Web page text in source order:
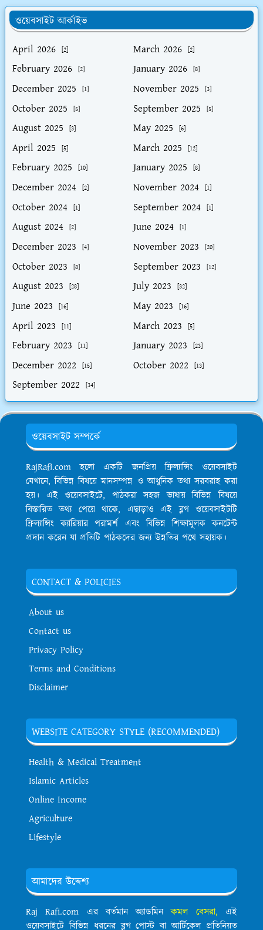
ওয়েবসাইট আর্কাইভ
April 2026
[2] March 2026 [2]
February 2026 [2] January 2026 [8]
December 2025 [1] November 2025 [3]
October 2025 [5] September 2025 [5]
August 2025 [3] May 2025 [6]
April 2025 [5] March 2025 [12]
February 2025 [10] January 2025 [8]
December 2024 [2] November 2024 [1]
October 2024 [1] September 2024 [1]
August 2024 [2] June 2024 [1]
December 2023 [4] November 2023 [20]
October 2023 [8] September 2023 [12]
August 2023 [28] July 2023 [32]
June 2023 [16] May 2023 [16]
April 2023 [11] March 2023 [5]
February 2023 [11] January 2023 [23]
December 2022 [15] October 2022 [13]
September 2022 [34]
ওয়েবসাইট সম্পর্কে
RajRafi.com হলো একটি জনপ্রিয় ফ্রিল্যান্সিং ওয়েবসাইট
যেখানে, বিভিন্ন বিষয়ে মানসম্পন্ন ও আধুনিক তথ্য সরবরাহ করা
হয়। এই ওয়েবসাইটে, পাঠকরা সহজ ভাষায় বিভিন্ন বিষয়ে
বিস্তারিত তথ্য পেয়ে থাকে, এছাড়াও এই ব্লগ ওয়েবসাইটটি
ফ্রিল্যান্সিং ক্যারিয়ার পরামর্শ এবং বিভিন্ন শিক্ষামূলক কনটেন্ট
প্রদান করেন যা প্রতিটি পাঠকদের জন্য উন্নতির পথে সহায়ক।
CONTACT & POLICIES
About us
Contact us
Privacy Policy
Terms and Conditions
Disclaimer
WEBSITE CATEGORY STYLE (RECOMMENDED)
Health & Medical Treatment
Islamic Articles
Online Income
Agriculture
Lifestyle
আমাদের উদ্দেশ্য
Raj Rafi.com এর বর্তমান অ্যাডমিনকমল বেসরা, এই
ওয়েবসাইটে বিভিন্ন ধরনের ব্লগ পোস্ট বা আর্টিকেল প্রতিনিয়ত